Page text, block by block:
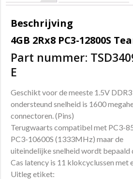
Beschrijving
Part nummer:
E
Geschikt voor de meeste 1.5V
ondersteund snelheid is 1600
connectoren. (Pins)
Terugwaarts compatibel met PC3-
PC3-10600S (1333MHz) maar de
uiteindelijke snelheid wordt bepaald
Cas latency is 11 klokcyclussen met
Uitleg etiket: